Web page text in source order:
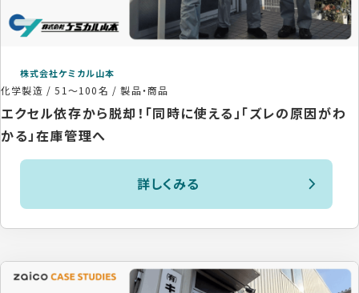
株式会社ケミカル山本
化学製造 /51〜100名 /製品・商品
エクセル依存から脱却！「同時に使える」「ズレの原因がわ
かる」在庫管理へ
詳しくみる